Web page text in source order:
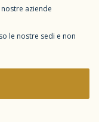
aziende
le nostre sedi e non